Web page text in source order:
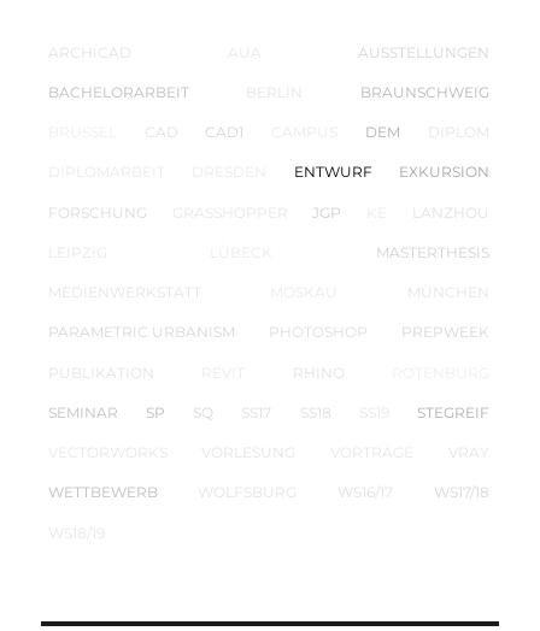
ARCHICAD AUA AUSSTELLUNGEN
BACHELORARBEIT BERLIN BRAUNSCHWEIG
CAD CAD1 DEM DIPLOM
ENTWURF EXKURSION
FORSCHUNG GRASSHOPPER JGP LANZHOU
LEIPZIG MASTERTHESIS
MEDIENWERKSTATT MÜNCHEN
PARAMETRIC URBANISM PHOTOSHOP PREPWEEK
PUBLIKATION RHINO
SEMINAR SP SQ SS17 SS18 SS19 STEGREIF
VECTORWORKS VORLESUNG VORTRÄGE VRAY
WETTBEWERB WOLFSBURG WS16/17 WS17/18
WS18/19